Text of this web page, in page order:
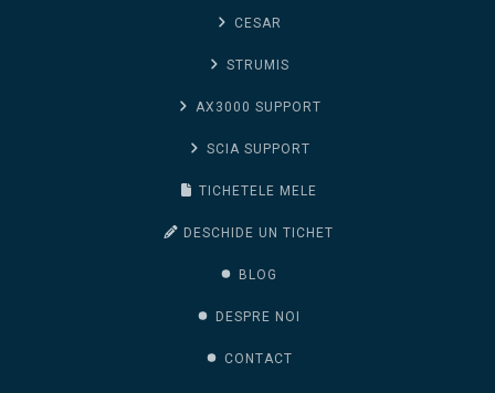
CESAR
STRUMIS
AX3000 SUPPORT
SCIA SUPPORT
TICHETELE MELE
DESCHIDE UN TICHET
BLOG
DESPRE NOI
CONTACT